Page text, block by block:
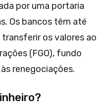
por uma portaria
Os bancos têm até
os valores ao
(FGO), fundo
renegociações.